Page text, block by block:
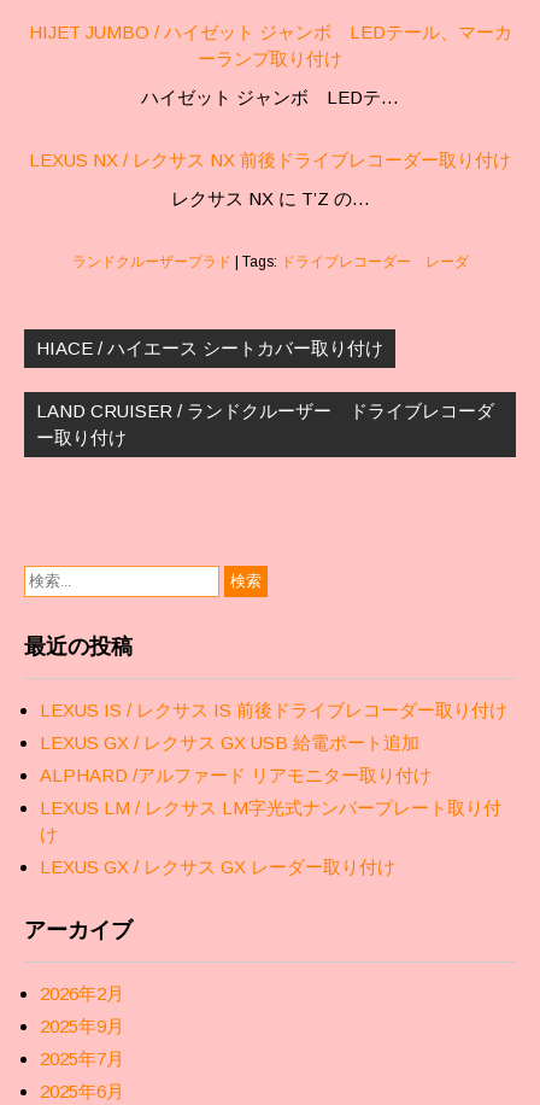
HIJET JUMBO / ハイゼット ジャンボ LEDテール、マーカ
ーランプ取り付け
ハイゼット ジャンボ LEDテ…
LEXUS NX / レクサス NX 前後ドライブレコーダー取り付け
レクサス NX に T’Z の…
ランドクルーザープラド | Tags: ドライブレコーダー レーダ
稿
ナ
ビ
ゲ
ー
HIACE / ハイエース シートカバー取り付け
LAND CRUISER / ランドクルーザー ドライブレコーダ
ー取り付け
最近の投稿
LEXUS IS / レクサス IS 前後ドライブレコーダー取り付け
LEXUS GX / レクサス GX USB 給電ポート追加
ALPHARD /アルファード リアモニター取り付け
LEXUS LM / レクサス LM字光式ナンバープレート取り付
け
LEXUS GX / レクサス GX レーダー取り付け
アーカイブ
2026年2月
2025年9月
2025年7月
2025年6月